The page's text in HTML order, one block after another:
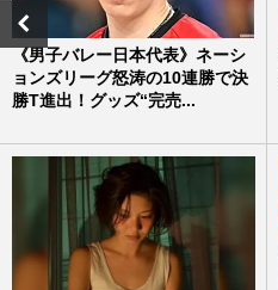
《男子バレー日本代表》ネーシ
ョンズリーグ怒涛の10連勝で決
勝T進出！グッズ“完売...